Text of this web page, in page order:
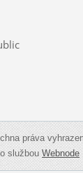
práva
službouWebnode